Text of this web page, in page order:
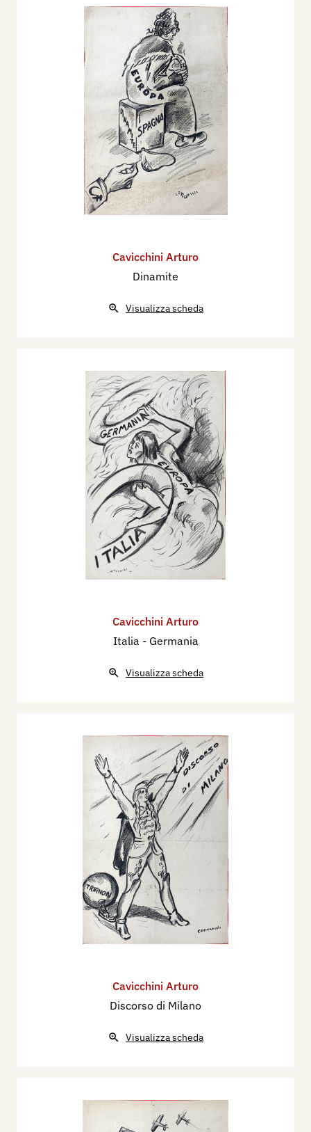
Cavicchini Arturo
Dinamite
Visualizza scheda
Cavicchini Arturo
Italia - Germania
Visualizza scheda
Cavicchini Arturo
Discorso di Milano
Visualizza scheda